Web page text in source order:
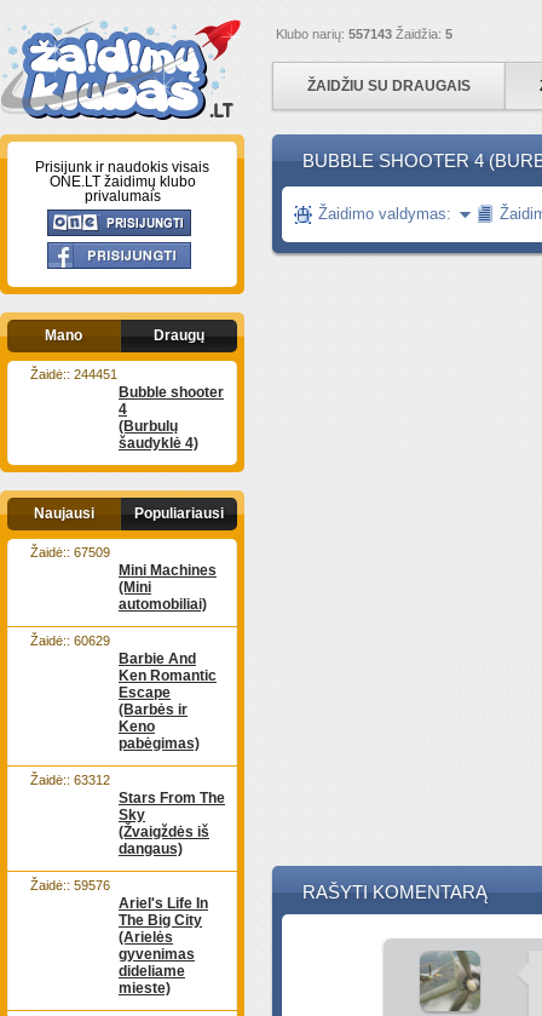
Klubo narių: 557143 Žaidžia: 5
ŽAIDŽIU SU DRAUGAIS
Prisijunk ir naudokis visais
ONE.LT žaidimų klubo
privalumais
Mano Draugų
Bubble shooter
4
(Burbulų
šaudyklė 4)
Žaidė:: 244451
Naujausi Populiariausi
Mini Machines
(Mini
automobiliai)
Žaidė:: 67509
Barbie And
Ken Romantic
Escape
(Barbės ir
Keno
pabėgimas)
Žaidė:: 60629
Stars From The
Sky
(Žvaigždės iš
dangaus)
Žaidė:: 63312
Ariel's Life In
The Big City
(Arielės
gyvenimas
dideliame
mieste)
Žaidė:: 59576
BUBBLE SHOOTER 4
Žaidimo valdymas:
RAŠYTI KOMENTARĄ